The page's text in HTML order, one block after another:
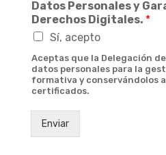
Datos Personales y
Derechos Digitales. *
Sí, acepto
Aceptas que la Delegación
datos personales para la
formativa y conservándolos
certificados.
Enviar